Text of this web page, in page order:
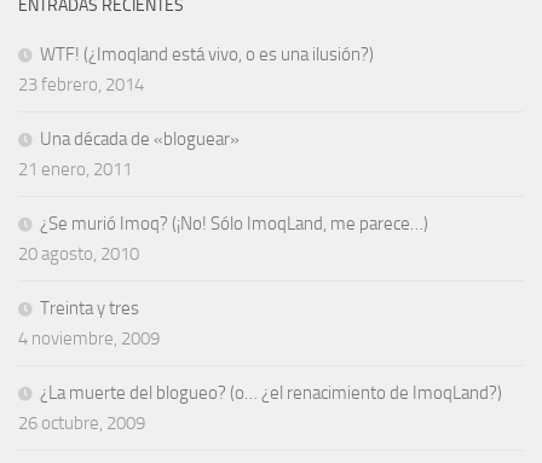
ENTRADAS RECIENTES
WTF! (¿Imoqland está vivo, o es una ilusión?)
23 febrero, 2014
Una década de «bloguear»
21 enero, 2011
¿Se murió Imoq? (¡No! Sólo ImoqLand, me parece…)
20 agosto, 2010
Treinta y tres
4 noviembre, 2009
¿La muerte del blogueo? (o… ¿el renacimiento de ImoqLand?)
26 octubre, 2009